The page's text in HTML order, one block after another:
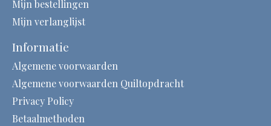
Mijn bestellingen
Mijn verlanglijst
Informatie
Algemene voorwaarden
Algemene voorwaarden Quiltopdracht
Privacy Policy
Betaalmethoden